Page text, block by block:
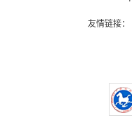
友情链接：